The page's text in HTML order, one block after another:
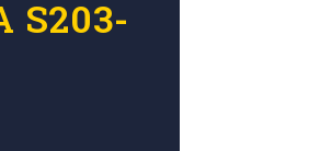
S203-